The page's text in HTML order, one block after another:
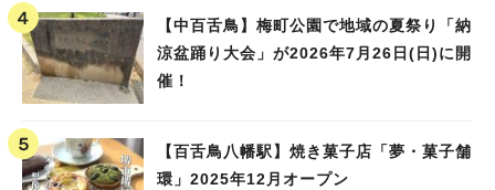
【中百舌鳥】梅町公園で地域の夏祭り「納
涼盆踊り大会」が2026年7月26日(日)に開
催！
【百舌鳥八幡駅】焼き菓子店「夢・菓子舗
環」2025年12月オープン